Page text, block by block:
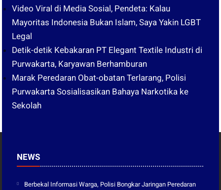
Video Viral di Media Sosial, Pendeta: Kalau
Mayoritas Indonesia Bukan Islam, Saya Yakin LGBT
Legal
Detik-detik Kebakaran PT Elegant Textile Industri di
Purwakarta, Karyawan Berhamburan
Marak Peredaran Obat-obatan Terlarang, Polisi
Purwakarta Sosialisasikan Bahaya Narkotika ke
Sekolah
NEWS
Berbekal Informasi Warga, Polisi Bongkar Jaringan Peredaran